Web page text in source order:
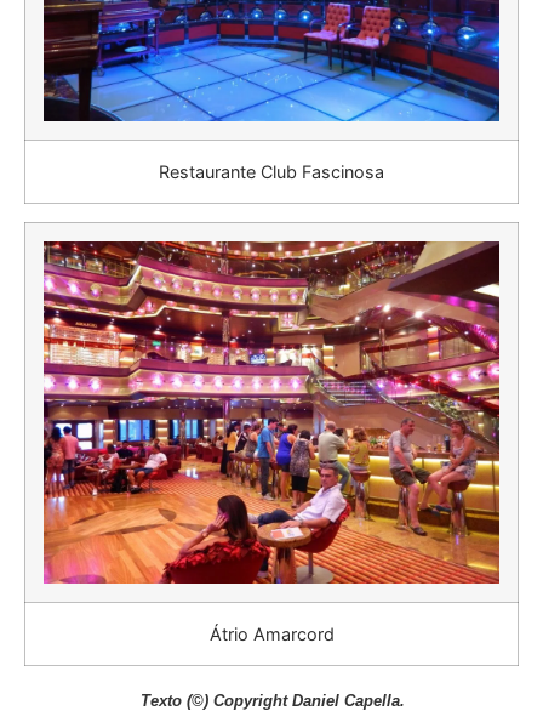
Restaurante Club Fascinosa
Átrio Amarcord
Texto (©) Copyright Daniel Capella.